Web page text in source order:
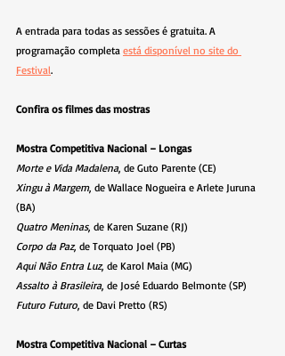
A entrada para todas as sessões é gratuita. A
programação completa está disponível no site do
Festival.
Confira os filmes das mostras
Mostra Competitiva Nacional – Longas
Morte e Vida Madalena, de Guto Parente (CE)
Xingu à Margem, de Wallace Nogueira e Arlete Juruna
(BA)
Quatro Meninas, de Karen Suzane (RJ)
Corpo da Paz, de Torquato Joel (PB)
Aqui Não Entra Luz, de Karol Maia (MG)
Assalto à Brasileira, de José Eduardo Belmonte (SP)
Futuro Futuro, de Davi Pretto (RS)
Mostra Competitiva Nacional – Curtas